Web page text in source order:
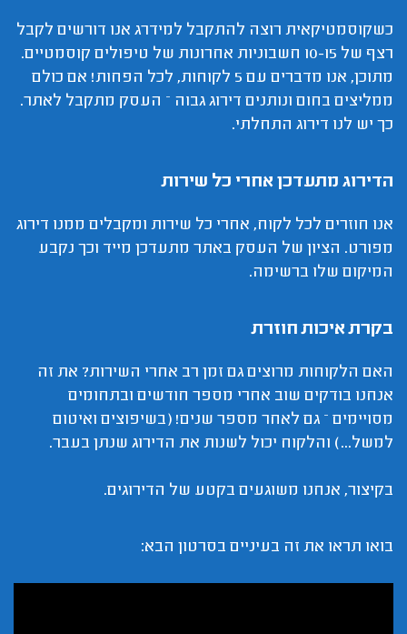
כשקוסמטיקאית רוצה להתקבל למידרג אנו דורשים לקבל
רצף של 10-15 חשבוניות אחרונות של טיפולים קוסמטיים.
מתוכן, אנו מדברים עם 5 לקוחות, לכל הפחות! אם כולם
ממליצים בחום ונותנים דירוג גבוה – העסק מתקבל לאתר.
כך יש לנו דירוג התחלתי.
הדירוג מתעדכן אחרי כל שירות
אנו חוזרים לכל לקוח, אחרי כל שירות ומקבלים ממנו דירוג
מפורט. הציון של העסק באתר מתעדכן מייד וכך נקבע
המיקום שלו ברשימה.
בקרת איכות חוזרת
האם הלקוחות מרוצים גם זמן רב אחרי השירות? את זה
אנחנו בודקים שוב אחרי מספר חודשים ובתחומים
מסויימים – גם לאחר מספר שנים! (בשיפוצים ואיטום
למשל...) והלקוח יכול לשנות את הדירוג שנתן בעבר.
בקיצור, אנחנו משוגעים בקטע של הדירוגים.
בואו תראו את זה בעיניים בסרטון הבא: